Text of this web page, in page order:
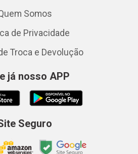
Somos
de Privacidade
Troca e Devolução
já nosso APP
Seguro